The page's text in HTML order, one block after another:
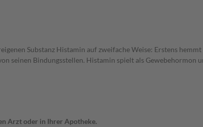
Substanz Histamin auf zweifache Weise: Erstens
seinen Bindungsstellen. Histamin spielt als
Arzt oder in Ihrer Apotheke.